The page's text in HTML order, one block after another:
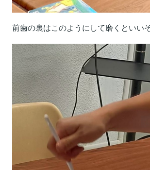
前歯の裏はこのようにして磨くといい